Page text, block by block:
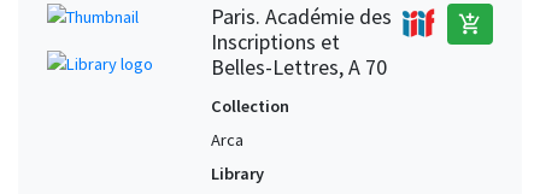
Paris. Académie des
Inscriptions et
Belles-Lettres, A 70
add_shopping_cart
Collection
Arca
Library